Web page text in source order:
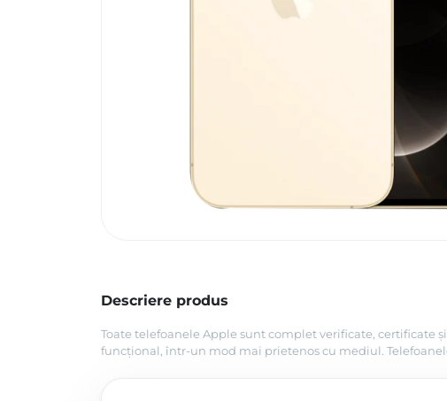
Descriere produs
Toate telefoanele Apple sunt complet verificate, certificate
funcțional, într-un mod mai prietenos cu mediul.